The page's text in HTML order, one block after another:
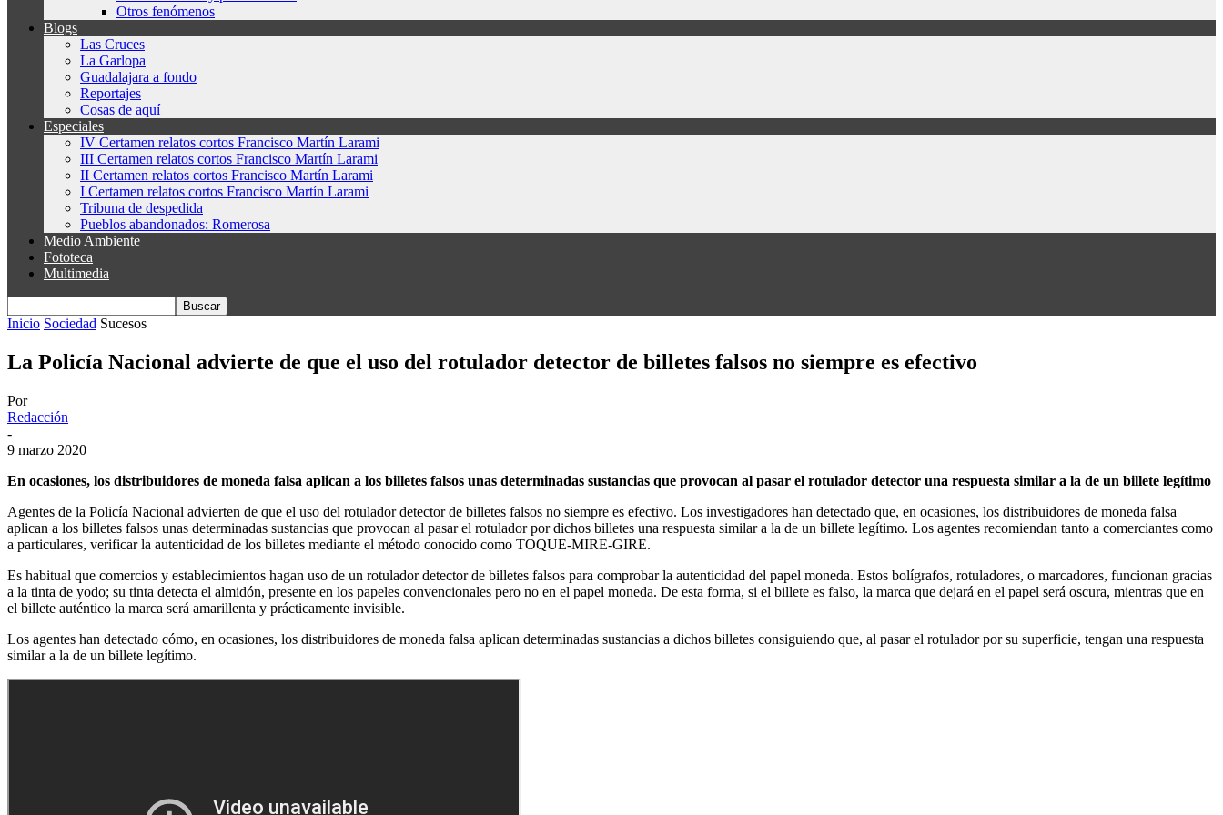
Otros fenómenos
Blogs
Las Cruces
La Garlopa
Guadalajara a fondo
Reportajes
Cosas de aquí
Especiales
IV Certamen relatos cortos Francisco Martín Larami
III Certamen relatos cortos Francisco Martín Larami
II Certamen relatos cortos Francisco Martín Larami
I Certamen relatos cortos Francisco Martín Larami
Tribuna de despedida
Pueblos abandonados: Romerosa
Medio Ambiente
Fototeca
Multimedia
Inicio Sociedad Sucesos
La Policía Nacional advierte de que el uso del rotulador detector de billetes falsos no siempre es efectivo
Por
Redacción
-
9 marzo 2020
En ocasiones, los distribuidores de moneda falsa aplican a los billetes falsos unas determinadas sustancias que provocan al pasar el rotulador detector una respuesta similar a la de un billete legítimo
Agentes de la Policía Nacional advierten de que el uso del rotulador detector de billetes falsos no siempre es efectivo. Los investigadores han detectado que, en ocasiones, los distribuidores de moneda falsa
aplican a los billetes falsos unas determinadas sustancias que provocan al pasar el rotulador por dichos billetes una respuesta similar a la de un billete legítimo. Los agentes recomiendan tanto a comerciantes como
a particulares, verificar la autenticidad de los billetes mediante el método conocido como TOQUE-MIRE-GIRE.
Es habitual que comercios y establecimientos hagan uso de un rotulador detector de billetes falsos para comprobar la autenticidad del papel moneda. Estos bolígrafos, rotuladores, o marcadores, funcionan gracias
a la tinta de yodo; su tinta detecta el almidón, presente en los papeles convencionales pero no en el papel moneda. De esta forma, si el billete es falso, la marca que dejará en el papel será oscura, mientras que en
el billete auténtico la marca será amarillenta y prácticamente invisible.
Los agentes han detectado cómo, en ocasiones, los distribuidores de moneda falsa aplican determinadas sustancias a dichos billetes consiguiendo que, al pasar el rotulador por su superficie, tengan una respuesta
similar a la de un billete legítimo.